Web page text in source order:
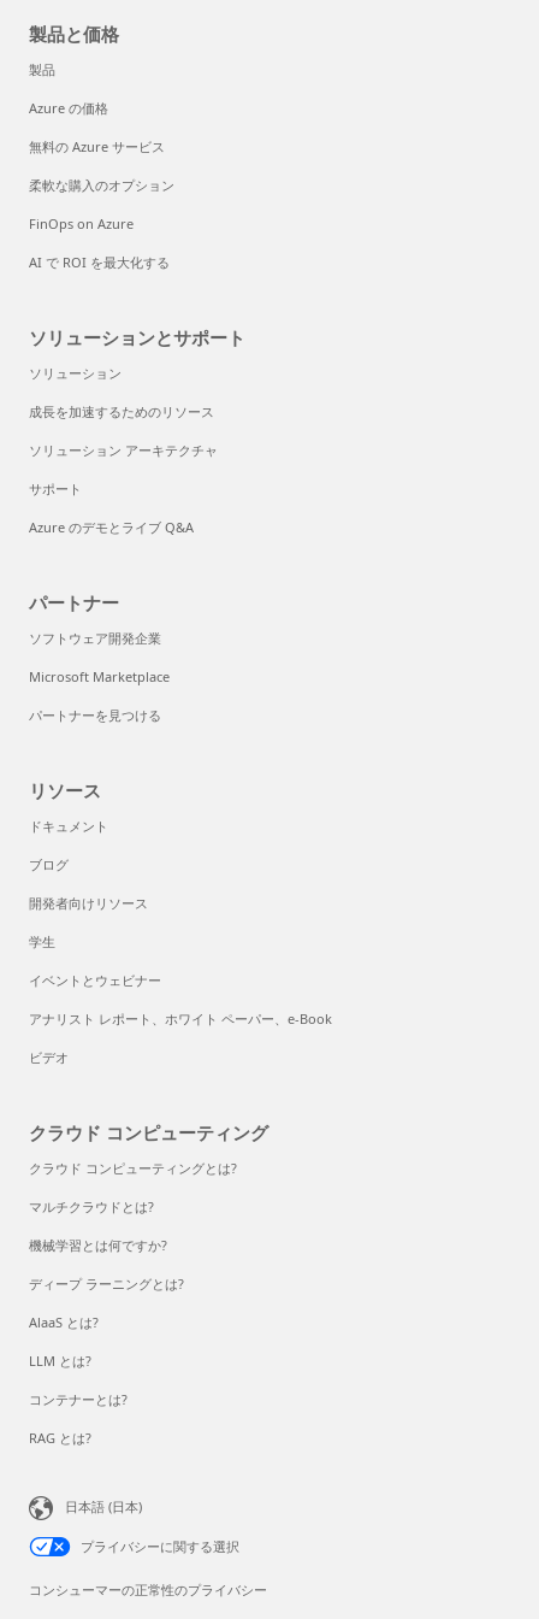
製品と価格
製品
Azure の価格
無料の Azure サービス
柔軟な購入のオプション
FinOps on Azure
AI で ROI を最大化する
ソリューションとサポート
ソリューション
成長を加速するためのリソース
ソリューション アーキテクチャ
サポート
Azure のデモとライブ Q&A
パートナー
ソフトウェア開発企業
Microsoft Marketplace
パートナーを見つける
リソース
ドキュメント
ブログ
開発者向けリソース
学生
イベントとウェビナー
アナリスト レポート、ホワイト ペーパー、e-Book
ビデオ
クラウド コンピューティング
クラウド コンピューティングとは?
マルチクラウドとは?
機械学習とは何ですか?
ディープ ラーニングとは?
AlaaS とは?
LLM とは?
コンテナーとは?
RAG とは?
日本語 (日本)
プライバシーに関する選択
コンシューマーの正常性のプライバシー